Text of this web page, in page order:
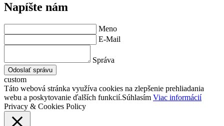
Napíšte nám
Meno
E-Mail
Správa
Odoslať správu
custom
Táto webová stránka využíva cookies na zlepšenie prehliadania
webu a poskytovanie ďalších funkcií.Súhlasím Viac informácií
Privacy & Cookies Policy